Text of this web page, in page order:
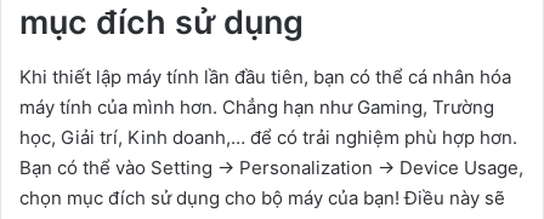
mục đích sử dụng
Khi thiết lập máy tính lần đầu tiên, bạn có thể cá nhân hóa
máy tính của mình hơn. Chẳng hạn như Gaming, Trường
học, Giải trí, Kinh doanh,… để có trải nghiệm phù hợp hơn.
Bạn có thể vào Setting -> Personalization -> Device Usage,
chọn mục đích sử dụng cho bộ máy của bạn! Điều này sẽ